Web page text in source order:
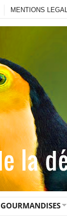
MENTIONS
GOURMANDISES